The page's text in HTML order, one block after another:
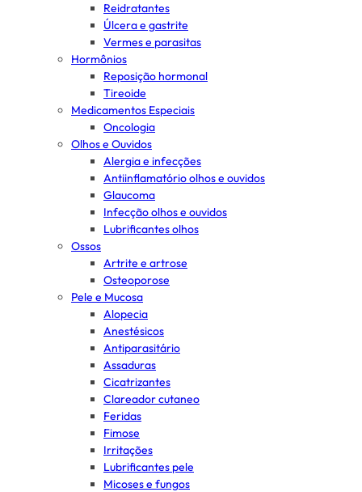
Reidratantes
Úlcera e gastrite
Vermes e parasitas
Hormônios
Reposição hormonal
Tireoide
Medicamentos Especiais
Oncologia
Olhos e Ouvidos
Alergia e infecções
Antiinflamatório olhos e ouvidos
Glaucoma
Infecção olhos e ouvidos
Lubrificantes olhos
Ossos
Artrite e artrose
Osteoporose
Pele e Mucosa
Alopecia
Anestésicos
Antiparasitário
Assaduras
Cicatrizantes
Clareador cutaneo
Feridas
Fimose
Irritações
Lubrificantes pele
Micoses e fungos